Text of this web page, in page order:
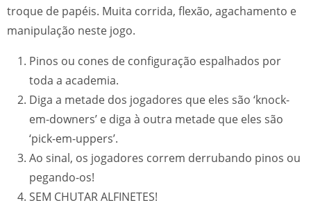
troque de papéis. Muita corrida, flexão, agachamento e
manipulação neste jogo.
Pinos ou cones de configuração espalhados por
toda a academia.
Diga a metade dos jogadores que eles são ‘knock-
em-downers’ e diga à outra metade que eles são
‘pick-em-uppers’.
Ao sinal, os jogadores correm derrubando pinos ou
pegando-os!
SEM CHUTAR ALFINETES!